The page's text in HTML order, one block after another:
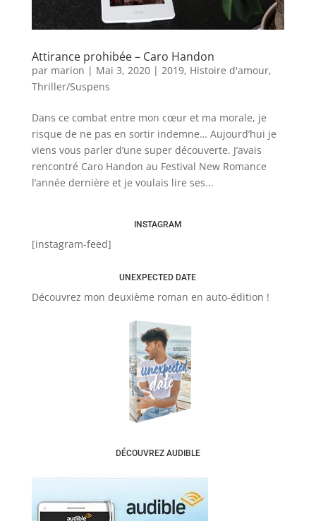
Attirance prohibée – Caro Handon
par marion | Mai 3, 2020| 2019, Histoire d'amour,
Thriller/Suspens
Dans ce combat entre mon cœur et ma morale, je
risque de ne pas en sortir indemne… Aujourd’hui je
viens vous parler d’une super découverte. J’avais
rencontré Caro Handon au Festival New Romance
l’année dernière et je voulais lire ses...
INSTAGRAM
[instagram-feed]
UNEXPECTED DATE
Découvrez mon deuxième roman en auto-édition !
DÉCOUVREZ AUDIBLE